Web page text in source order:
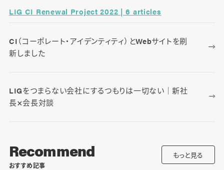
LIG CI Renewal Project 2022 | 6 articles
CI（コーポレート・アイデンティティ）とWebサイトを刷
新しました
LIGをつまらない会社にするつもりは一切ない｜新社
長×会長対談
Recommend
おすすめ記事
もっと見る